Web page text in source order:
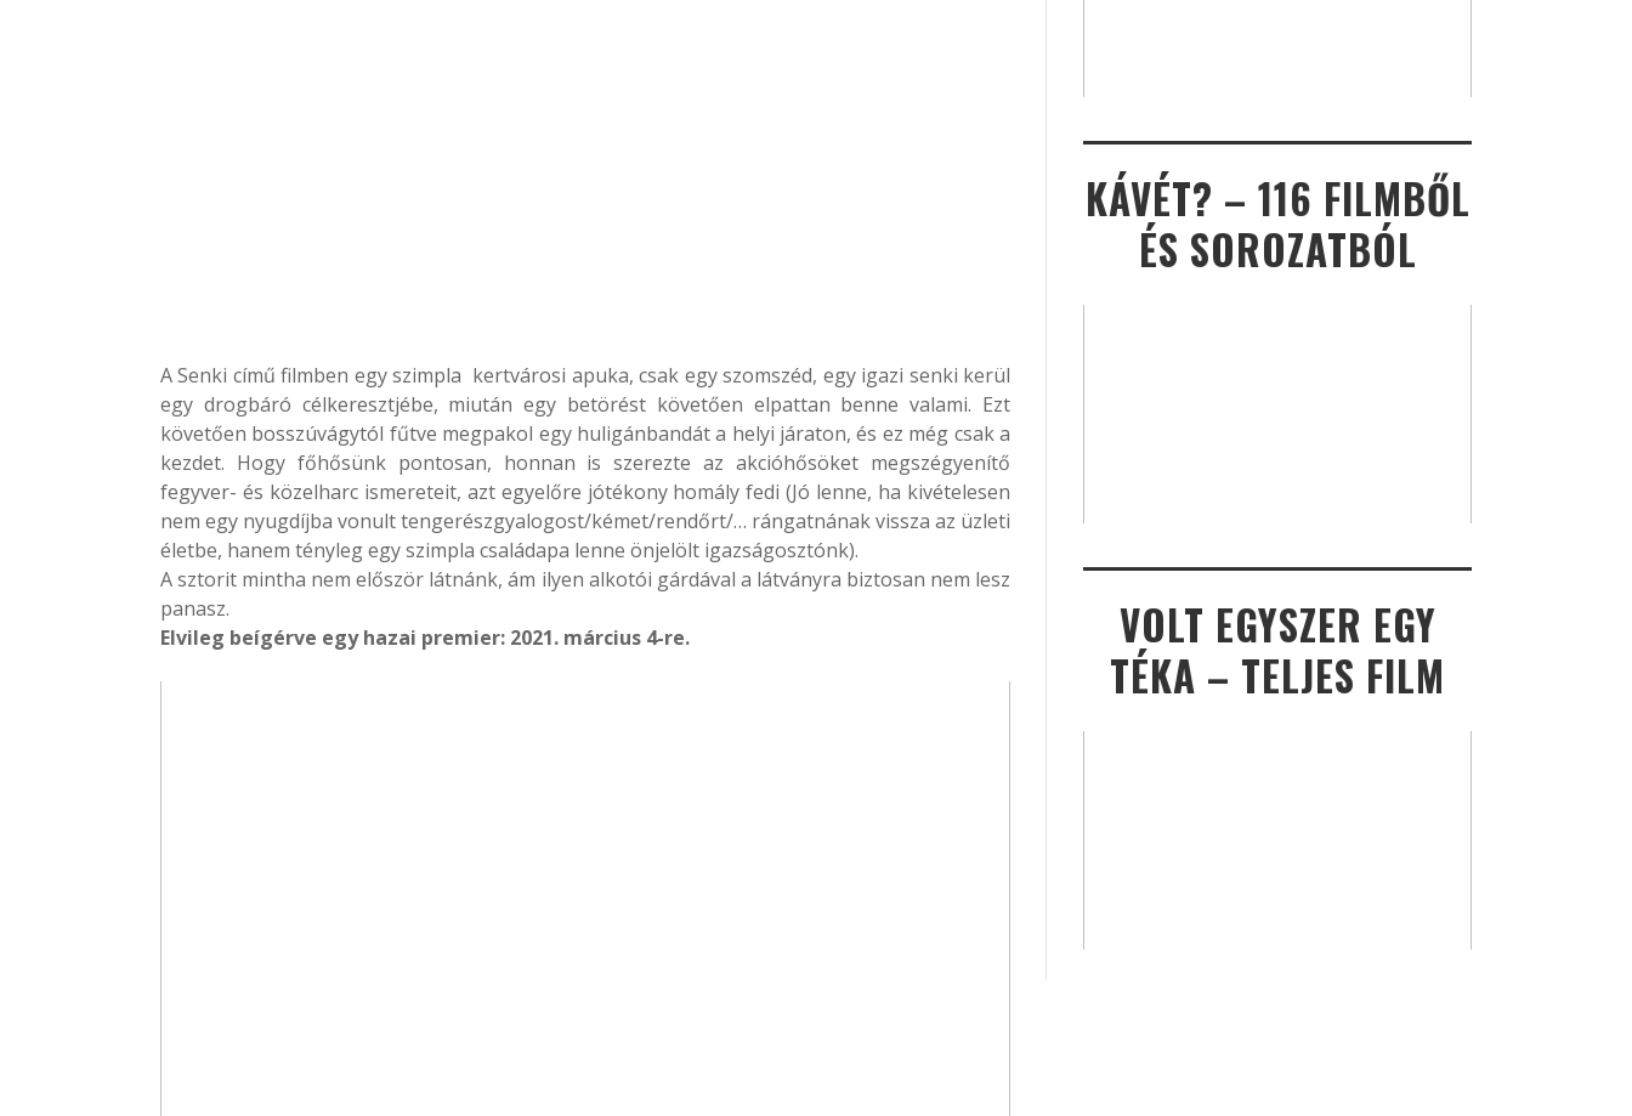
A Senki című filmben egy szimpla kertvárosi apuka, csak egy szomszéd, egy igazi senki kerül
egy drogbáró célkeresztjébe, miután egy betörést követően elpattan benne valami. Ezt
követően bosszúvágytól fűtve megpakol egy huligánbandát a helyi járaton, és ez még csak a
kezdet. Hogy főhősünk pontosan, honnan is szerezte az akcióhősöket megszégyenítő
fegyver- és közelharc ismereteit, azt egyelőre jótékony homály fedi (Jó lenne, ha kivételesen
nem egy nyugdíjba vonult tengerészgyalogost/kémet/rendőrt/… rángatnának vissza az üzleti
életbe, hanem tényleg egy szimpla családapa lenne önjelölt igazságosztónk).
A sztorit mintha nem először látnánk, ám ilyen alkotói gárdával a látványra biztosan nem lesz
panasz.
Elvileg beígérve egy hazai premier: 2021. március 4-re.
KÁVÉT? – 116 FILMBŐL
ÉS SOROZATBÓL
VOLT EGYSZER EGY
TÉKA – TELJES FILM